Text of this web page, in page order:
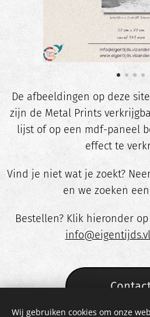
De afbeeldingen op deze
zijn de Metal Prints
lijst of op een mdf-paneel
effect te
Vind je niet wat je zoekt?
en we zoeken
Bestellen? Klik hieronder
Wij gebruiken cookies om onze